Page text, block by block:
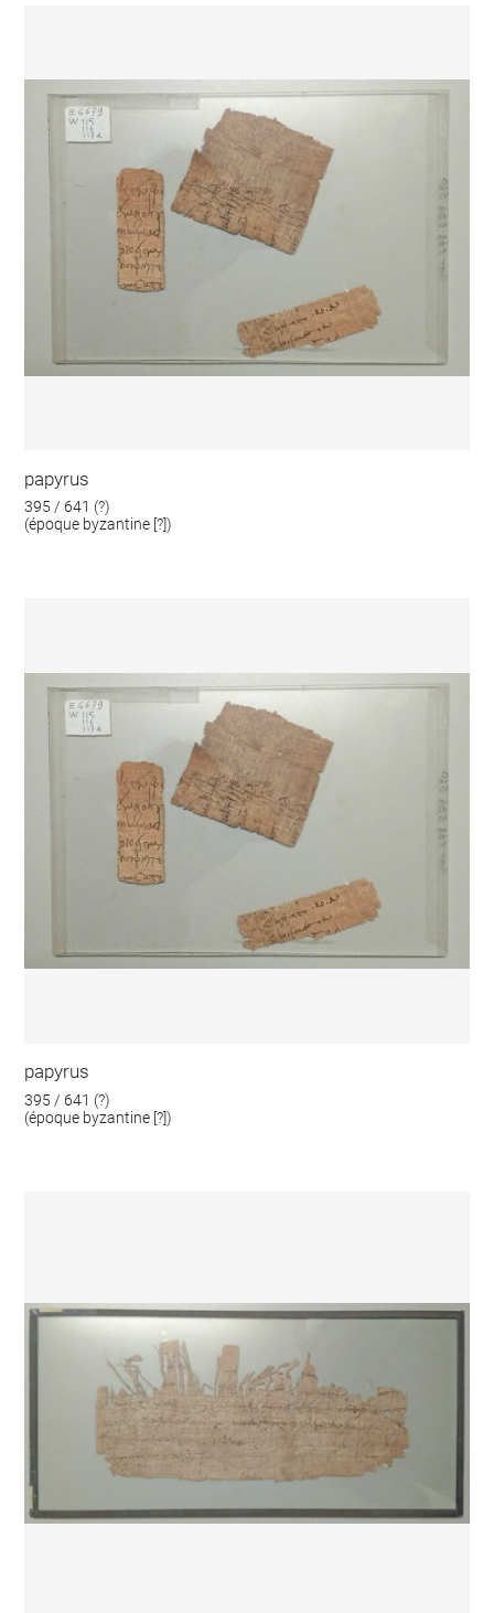
papyrus
395 / 641 (?)
(époque byzantine [?])
papyrus
395 / 641 (?)
(époque byzantine [?])